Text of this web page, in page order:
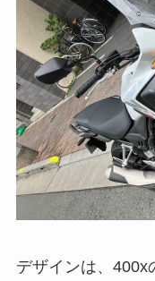
デザインは、400x